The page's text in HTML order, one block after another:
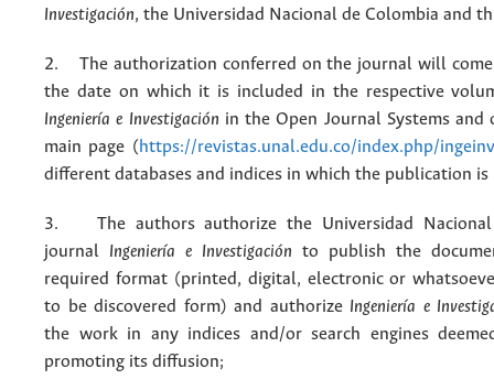
Investigación, the Universidad Nacional de Colombia and
2. The authorization conferred on the journal will
the date on which it is included in the respective
Ingeniería e Investigación in the Open Journal Systems and
main page (https://revistas.unal.edu.co/index.php/ingeinv
different databases and indices in which the publication is
3. The authors authorize the Universidad Nacional
journal Ingeniería e Investigación to publish the
required format (printed, digital, electronic or
to be discovered form) and authorize Ingeniería e
the work in any indices and/or search engines
promoting its diffusion;